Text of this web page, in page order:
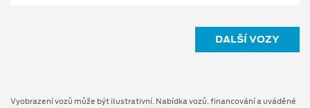
DALŠÍ VOZY
Vyobrazení vozů může být ilustrativní. Nabídka vozů, financování a uváděné